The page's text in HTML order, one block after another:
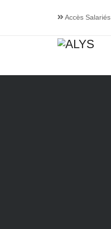
Accès Salariés